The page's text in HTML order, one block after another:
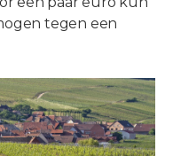
tegen een